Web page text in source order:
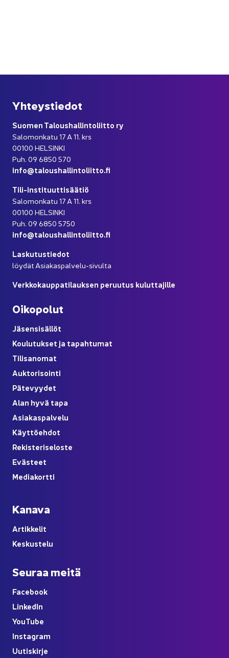
Yh­teys­tie­dot
Suo­men Ta­lous­hal­lin­to­liit­to ry
Sa­lo­mon­ka­tu 17 A 11. krs
00100 HEL­SIN­KI
Puh. 09 6850 570
info@ta­lous­hal­lin­to­liit­to.fi
Tili-​instituuttisäätiö
Sa­lo­mon­ka­tu 17 A 11. krs
00100 HEL­SIN­KI
Puh. 09 6850 5750
info@ta­lous­hal­lin­to­liit­to.fi
Las­ku­tus­tie­dot
löy­dät Asiakaspalvelu-​sivulta
Verk­ko­kaup­pa­ti­lauk­sen pe­ruu­tus ku­lut­ta­jil­le
Oi­ko­po­lut
Jä­sen­si­säl­löt
Kou­lu­tuk­set ja ta­pah­tu­mat
Ti­li­sa­no­mat
Auk­to­ri­soin­ti
Pä­te­vyy­det
Alan hyvä tapa
Asia­kas­pal­ve­lu
Käyt­tö­eh­dot
Re­kis­te­ri­se­los­te
Eväs­teet
Me­dia­kort­ti
Ka­na­va
Ar­tik­ke­lit
Kes­kus­te­lu
Seu­raa meitä
Face­book
Lin­ke­dIn
YouTube
Ins­ta­gram
Uu­tis­kir­je